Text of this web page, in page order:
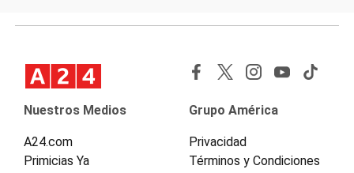
Nuestros Medios
A24.com
Primicias Ya
Grupo América
Privacidad
Términos y Condiciones